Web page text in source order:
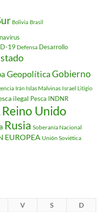
Bolivia Brasil
19 Defensa Desarrollo
GeopolíticaGobierno
Irán Islas Malvinas Israel Litigio
ilegal Pesca INDNR
Reino Unido
Rusia Soberanía Nacional
EUROPEA Unión Soviética
V S
D